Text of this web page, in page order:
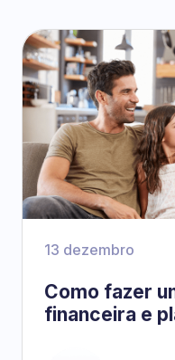
13 dezembro
Como fazer
financeira e